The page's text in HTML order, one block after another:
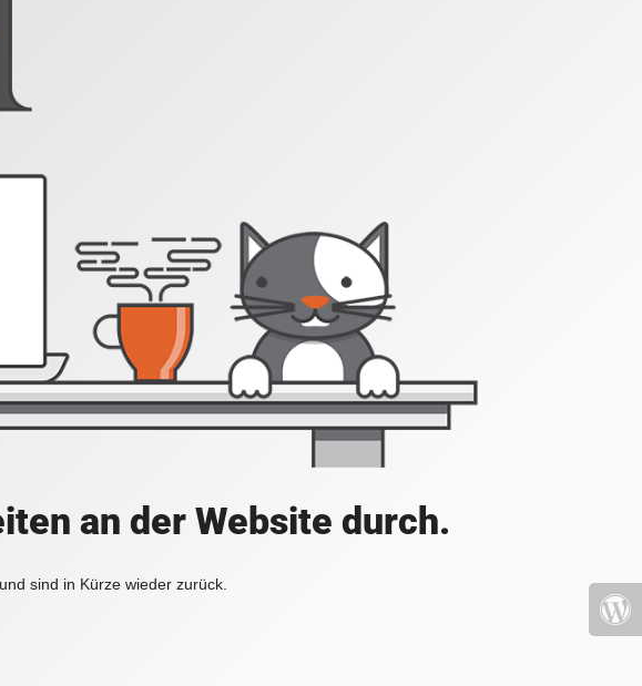
an der Website durch.
sind in Kürze wieder zurück.